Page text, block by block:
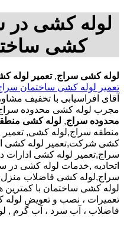
لوله کشی در
کشی
لوله کشی سراج,تعمیر لوله
تعمیر لوله کشی ساختمان
آقای افراسیابی با تخفیف
مجرب لوله کشی محدوده
محدوده سراج, لوله کشی
منطقه سراج,لوله کشی, تعمیر
کشی شرکت,تعمیر لوله کشی
سراج,تعمیر لوله کشی ادارات
اتحادیه ,خدمات لوله کشی در
سراج,لوله کشی فاضلاب
لوله کشی ساختمان با کمترین
تعمیرات ، نصب و تعویض لوله
فاضلاب ، آب سرد ، آب گرم ,